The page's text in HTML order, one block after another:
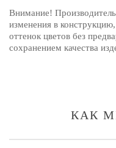
Внимание!
изменения в
оттенок цветов без
сохранением качества
КАК